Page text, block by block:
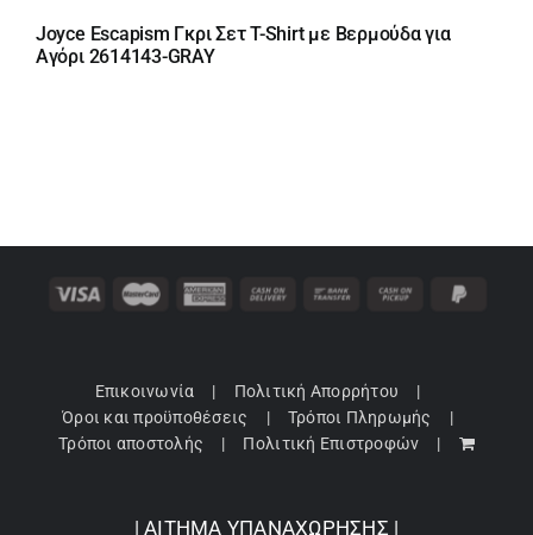
Joyce Escapism Γκρι Σετ T-Shirt με Βερμούδα για
Αγόρι 2614143-GRAY
Επικοινωνία
Πολιτική Απορρήτου
Όροι και προϋποθέσεις
Τρόποι Πληρωμής
Τρόποι αποστολής
Πολιτική Επιστροφών
| ΑΙΤΗΜΑ ΥΠΑΝΑΧΩΡΗΣΗΣ |